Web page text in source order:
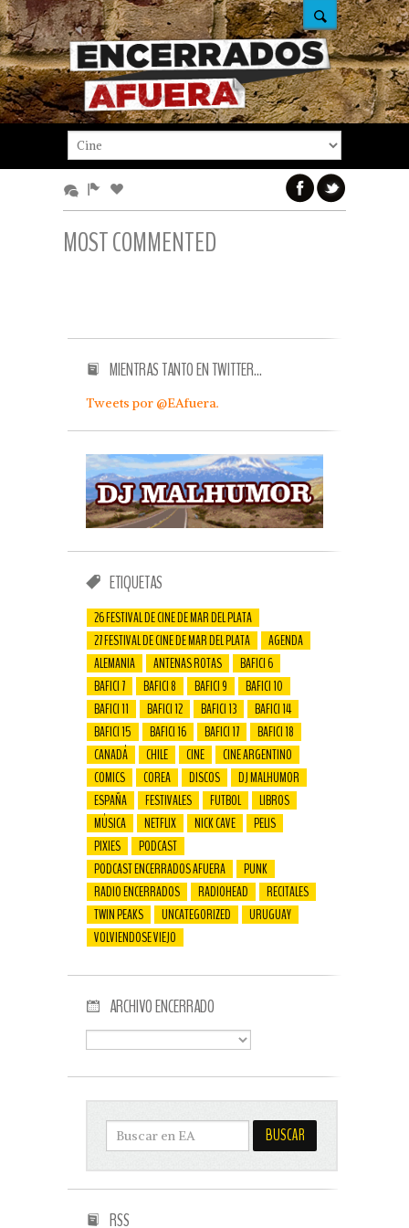
MOST COMMENTED
MIENTRAS TANTO EN TWITTER…
Tweets por @EAfuera.
ETIQUETAS
26 FESTIVAL DE CINE DE MAR DEL PLATA
27 FESTIVAL DE CINE DE MAR DEL PLATA
AGENDA
ALEMANIA
ANTENAS ROTAS
BAFICI 6
BAFICI 7
BAFICI 8 BAFICI 9
BAFICI 10
BAFICI 11
BAFICI 12 BAFICI 13
BAFICI 14
BAFICI 15
BAFICI 16 BAFICI 17
BAFICI 18
CANADÁ
CHILE CINE
CINE ARGENTINO
COMICS
COREA DISCOS
DJ MALHUMOR
ESPAÑA
FESTIVALES FUTBOL
LIBROS
MÚSICA
NETFLIX NICK CAVE
PELIS
PIXIES
PODCAST
PODCAST ENCERRADOS AFUERA
PUNK
RADIO ENCERRADOS
RADIOHEAD
RECITALES
TWIN PEAKS
UNCATEGORIZED
URUGUAY
VOLVIENDOSE VIEJO
ARCHIVO ENCERRADO
RSS